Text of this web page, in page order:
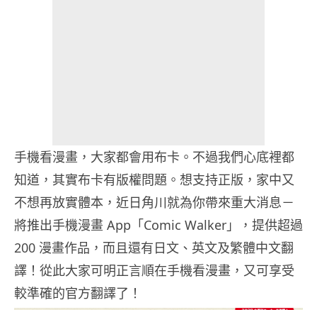
手機看漫畫，大家都會用布卡。不過我們心底裡都
知道，其實布卡有版權問題。想支持正版，家中又
不想再放實體本，近日角川就為你帶來重大消息－
將推出手機漫畫 App「Comic Walker」，提供超過
200 漫畫作品，而且還有日文、英文及繁體中文翻
譯！從此大家可明正言順在手機看漫畫，又可享受
較準確的官方翻譯了！